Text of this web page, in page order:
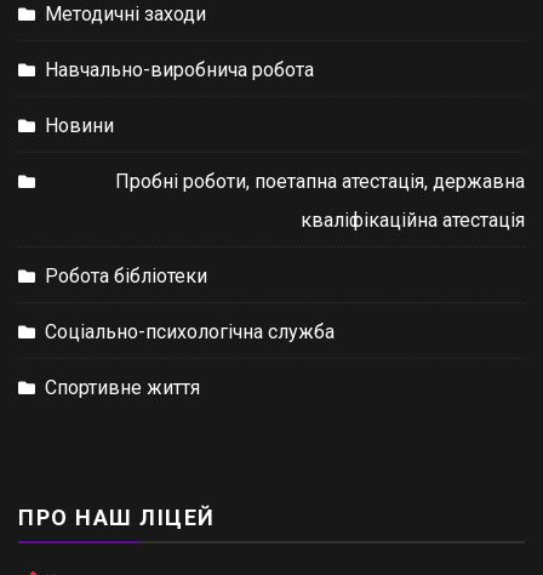
Методичні заходи
Навчально-виробнича робота
Новини
Пробні роботи, поетапна атестація, державна
кваліфікаційна атестація
Робота бібліотеки
Соціально-психологічна служба
Спортивне життя
ПРО НАШ ЛІЦЕЙ